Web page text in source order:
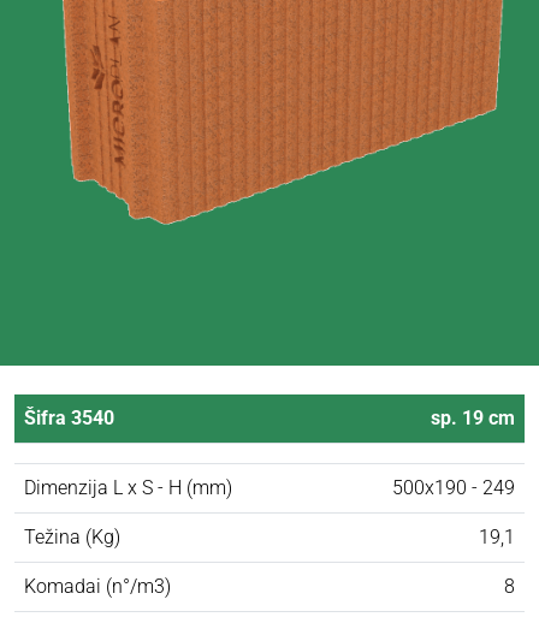
Šifra 3540 sp. 19 cm
Dimenzija L x S - H (mm) 500x190 - 249
Težina (Kg) 19,1
Komadai (n°/m3) 8